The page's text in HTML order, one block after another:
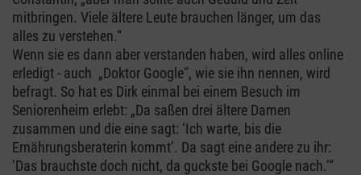
mitbringen. Viele ältere Leute brauchen länger, um das
alles zu verstehen.“
Wenn sie es dann aber verstanden haben, wird alles online
erledigt - auch „Doktor Google“, wie sie ihn nennen, wird
befragt. So hat es Dirk einmal bei einem Besuch im
Seniorenheim erlebt: „Da saßen drei ältere Damen
zusammen und die eine sagt: ‘Ich warte, bis die
Ernährungsberaterin kommt’. Da sagt eine andere zu ihr:
‘Das brauchste doch nicht, da guckste bei Google nach.’“